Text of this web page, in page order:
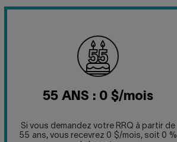
55 ANS : 0 $/mois
Si vous demandez votre RRQ à partir de
55 ans, vous recevrez 0 $/mois, soit 0 %